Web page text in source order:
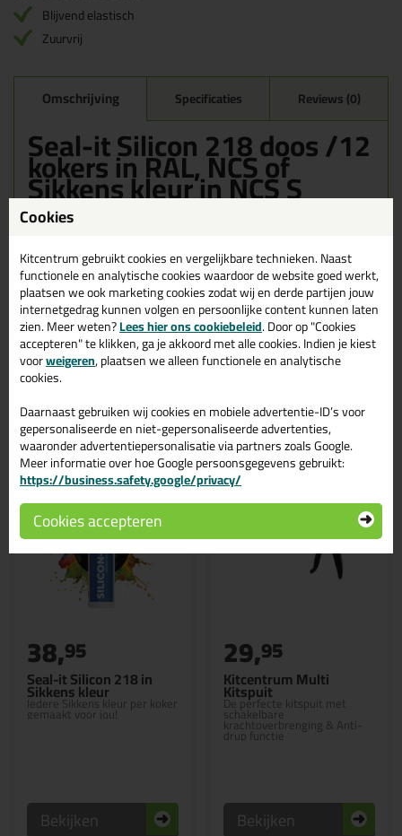
Blijvend elastisch
Zuurvrij
Omschrijving Specificaties Reviews (0)
Seal-it Silicon 218 doos /12
kokers in RAL, NCS of
Sikkens kleur in NCS S
2020-R
Sikkens kleur in NCS S 2020-R vandaag nog! Vandaag besteld =
morgen in huis.
Wil je meer weten over de toepassing en kenmerken van dit
product?Lees alles over dit product >
Gerelateerde producten
Seal-it Silicon 218 in
Sikkens kleur
Iedere Sikkens kleur per koker
gemaakt voor jou!
38,95
Bekijken
Kitcentrum Multi
Kitspuit
De perfecte kitspuit met
schakelbare
krachtoverbrenging & Anti-
drup functie
29,95
Bekijken
Cookies
Kitcentrum gebruikt cookies en vergelijkbare technieken. Naast
functionele en analytische cookies waardoor de website goed werkt,
plaatsen we ook marketing cookies zodat wij en derde partijen jouw
internetgedrag kunnen volgen en persoonlijke content kunnen laten
zien. Meer weten?Lees hier ons cookiebeleid. Door op "Cookies
accepteren" te klikken, ga je akkoord met alle cookies. Indien je kiest
voorweigeren, plaatsen we alleen functionele en analytische
cookies.
Daarnaast gebruiken wij cookies en mobiele advertentie-ID’s voor
gepersonaliseerde en niet-gepersonaliseerde advertenties,
waaronder advertentiepersonalisatie via partners zoals Google.
Meer informatie over hoe Google persoonsgegevens gebruikt:
https://business.safety.google/privacy/
Cookies accepteren